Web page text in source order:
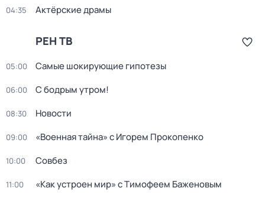
04:35 Актёрские драмы
РЕН ТВ
05:00 Самые шoкиpующие гипотезы
06:00 С бодрым утром!
08:30 Новости
09:00 «Военная тайна» с Игорем Прокопенко
10:00 Совбез
11:00 «Как устроен мир» с Тимофеем Баженовым